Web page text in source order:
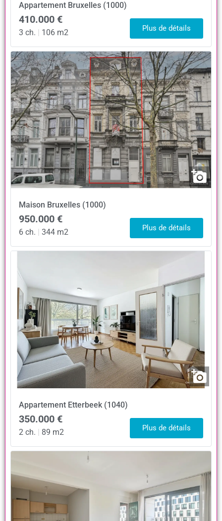
Appartement Bruxelles (1000)
410.000 €
3 ch. | 106 m2 Plus de détails
Maison Bruxelles (1000)
950.000 €
6 ch. 344 m2 Plus de détails
Appartement Etterbeek (1040)
350.000 €
2 ch. | 89 m2 Plus de détails